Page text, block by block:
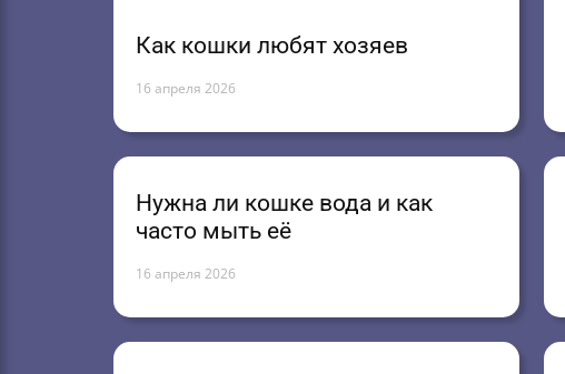
Как кошки любят хозяев
16 апреля 2026
Нужна ли кошке вода и как
часто мыть её
16 апреля 2026